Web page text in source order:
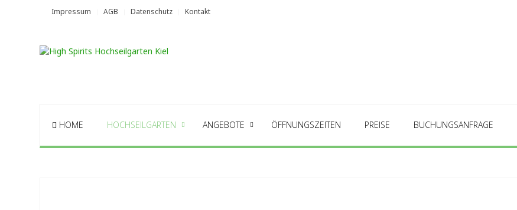
Impressum AGB Datenschutz Kontakt
HOME HOCHSEILGARTEN ANGEBOTE ÖFFNUNGSZEITEN PREISE BUCHUNGSANFRAGE